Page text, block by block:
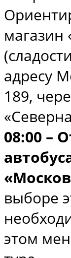
магазин
адресу
189,
08:00 –
выборе
этом